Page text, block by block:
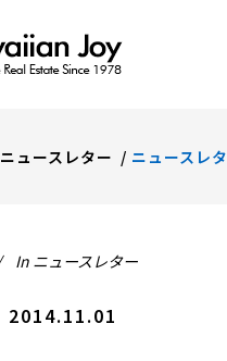
ニュースレター / ニュースレ
In ニュースレター
2014.11.01